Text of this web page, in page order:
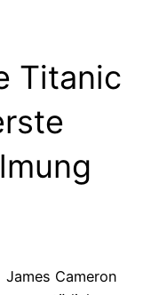
Titanic
James Cameron